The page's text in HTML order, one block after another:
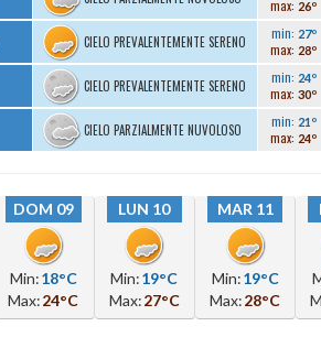
max: 26º
CIELO PREVALENTEMENTE SERENO min: 27º
max: 28º
CIELO PREVALENTEMENTE SERENO min: 24º
max: 30º
CIELO PARZIALMENTE NUVOLOSO min: 21º
max: 24º
DOM 09
Min:18°C
Max:24°C
LUN 10
Min:19°C
Max:27°C
MAR 11
Min:19°C
Max:28°C